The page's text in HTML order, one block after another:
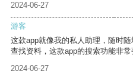
2024-06-27
游客
这款app就像我的私人助理，随时
查找资料，这款app的搜索功能非
2024-06-27